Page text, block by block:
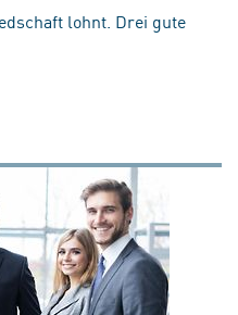
lohnt. Drei gute